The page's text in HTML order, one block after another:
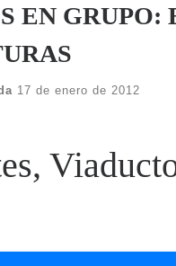
EN GRUPO:
17 de enero de 2012